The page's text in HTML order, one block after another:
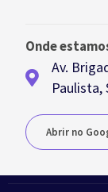
Onde
Av.
Paulista,
Abrir no